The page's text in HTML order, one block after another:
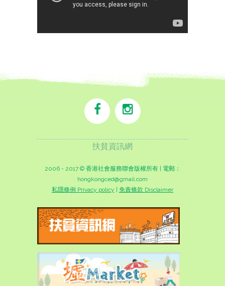
扶貧資訊網
2006 - 2017 © 香港社會服務聯會版權所有 | 電郵：
hongkongced@gmail.com
私隱條例 Privacy policy
免責條款 Disclaimer